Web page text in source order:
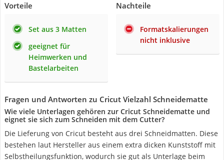
Vorteile
Set aus 3 Matten
geeignet für
Heimwerken und
Bastelarbeiten
Nachteile
Formatskalierungen
nicht inklusive
Fragen und Antworten zu Cricut Vielzahl Schneidematte
Wie viele Unterlagen gehören zur Cricut Schneidematte und
eignet sie sich zum Schneiden mit dem Cutter?
Die Lieferung von Cricut besteht aus drei Schneidmatten. Diese
bestehen laut Hersteller aus einem extra dicken Kunststoff mit
Selbstheilungsfunktion, wodurch sie gut als Unterlage beim